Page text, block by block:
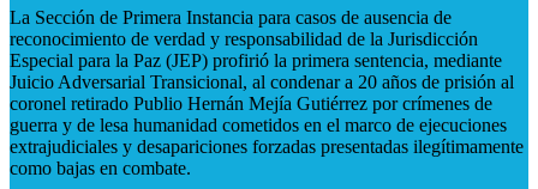
La Sección de Primera Instancia para casos de ausencia de
reconocimiento de verdad y responsabilidad de la Jurisdicción
Especial para la Paz (JEP) profirió la primera sentencia, mediante
Juicio Adversarial Transicional, al condenar a 20 años de prisión al
coronel retirado Publio Hernán Mejía Gutiérrez por crímenes de
guerra y de lesa humanidad cometidos en el marco de ejecuciones
extrajudiciales y desapariciones forzadas presentadas ilegítimamente
como bajas en combate.